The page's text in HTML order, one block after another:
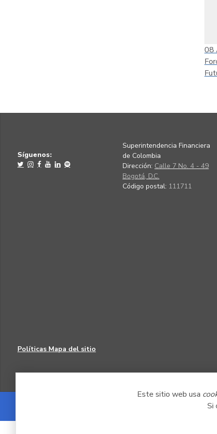
Este sitio web usa
Si
08
Síguenos:
Superintendencia Financiera
de Colombia
Dirección: Calle 7 No. 4 - 49
Bogotá, D.C.
Código postal: 111711
Políticas Mapa del sitio